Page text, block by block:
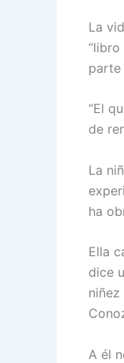
La
parte
“El
de
La
ha
Ella
dice
A él